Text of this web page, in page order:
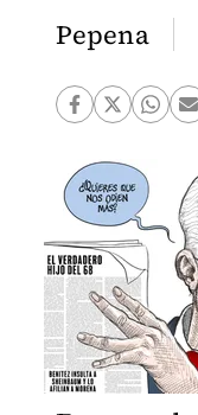
Pepena